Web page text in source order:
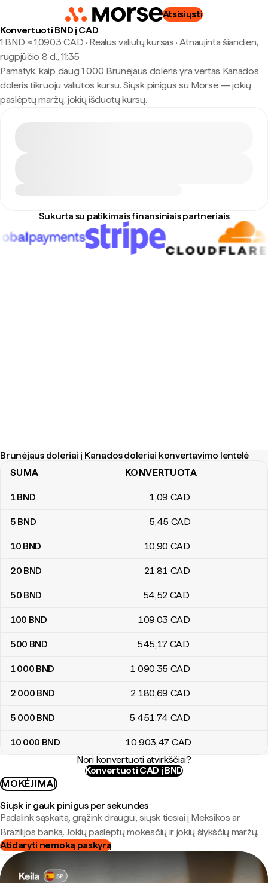
Atsisiųsti
Konvertuoti BND į CAD
1 BND ≈ 1,0903 CAD · Realus valiutų kursas · Atnaujinta šiandien,
rugpjūčio 8 d., 11:35
Pamatyk, kaip daug 1 000 Brunėjaus doleris yra vertas Kanados
doleris tikruoju valiutos kursu. Siųsk pinigus su Morse — jokių
paslėptų maržų, jokių išduotų kursų.
Sukurta su patikimais finansiniais partneriais
Brunėjaus doleriai į Kanados doleriai konvertavimo lentelė
Brunėjaus doleriai į Kanados doleriai konvertavimo lentelė
SUMA KONVERTUOTA
1BND 1,09 CAD
5 BND 5,45 CAD
10 BND 10,90 CAD
20 BND 21,81 CAD
50 BND 54,52 CAD
100 BND 109,03 CAD
500 BND 545,17 CAD
1 000 BND 1 090,35 CAD
2 000 BND 2 180,69 CAD
5 000 BND 5 451,74 CAD
10 000 BND 10 903,47 CAD
Nori konvertuoti atvirkščiai?
Konvertuoti CAD į BND
MOKĖJIMAI
Siųsk ir gauk pinigus per sekundes
Padalink sąskaitą, grąžink draugui, siųsk tiesiai į Meksikos ar
Brazilijos banką. Jokių paslėptų mokesčių ir jokių šlykščių maržų.
Atidaryti nemoką paskyrą